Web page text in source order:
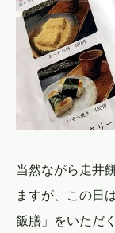
当然ながら走井
ますが、この日
飯膳」をいただ